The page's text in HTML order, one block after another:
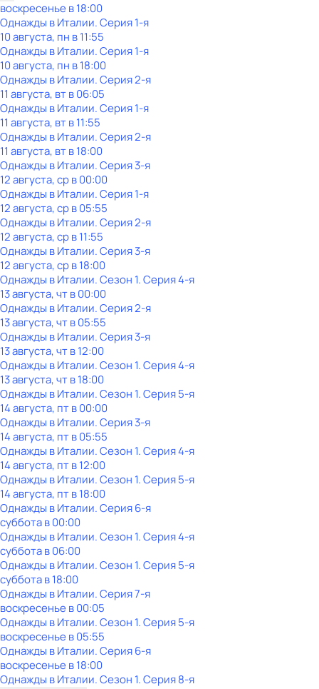
воскресенье в18:00
Однажды в Италии. Серия 1-я
10 августа, пн в 11:55
Однажды в Италии. Серия 1-я
10 августа, пн в 18:00
Однажды в Италии. Серия 2-я
11 августа, вт в 06:05
Однажды в Италии. Серия 1-я
11 августа, вт в 11:55
Однажды в Италии. Серия 2-я
11 августа, вт в 18:00
Однажды в Италии. Серия 3-я
12 августа, ср в 00:00
Однажды в Италии. Серия 1-я
12 августа, ср в 05:55
Однажды в Италии. Серия 2-я
12 августа, ср в 11:55
Однажды в Италии. Серия 3-я
12 августа, ср в 18:00
Однажды в Италии. Сезон 1. Серия 4-я
13 августа, чт в 00:00
Однажды в Италии. Серия 2-я
13 августа, чт в 05:55
Однажды в Италии. Серия 3-я
13 августа, чт в 12:00
Однажды в Италии. Сезон 1. Серия 4-я
13 августа, чт в 18:00
Однажды в Италии. Сезон 1. Серия 5-я
14 августа, пт в 00:00
Однажды в Италии. Серия 3-я
14 августа, пт в 05:55
Однажды в Италии. Сезон 1. Серия 4-я
14 августа, пт в 12:00
Однажды в Италии. Сезон 1. Серия 5-я
14 августа, пт в 18:00
Однажды в Италии. Серия 6-я
субботав00:00
Однажды в Италии. Сезон 1. Серия 4-я
субботав06:00
Однажды в Италии. Сезон 1. Серия 5-я
субботав18:00
Однажды в Италии. Серия 7-я
воскресенье в00:05
Однажды в Италии. Сезон 1. Серия 5-я
воскресенье в05:55
Однажды в Италии. Серия 6-я
воскресенье в18:00
Однажды в Италии. Сезон 1. Серия 8-я